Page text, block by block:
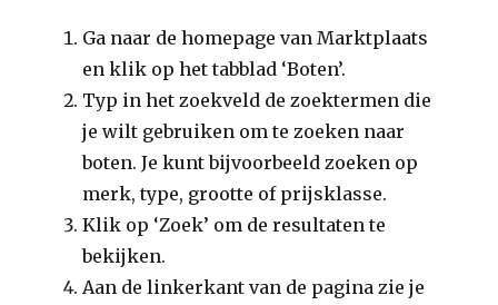
Ga naar de homepage van Marktplaats
en klik op het tabblad ‘Boten’.
Typ in het zoekveld de zoektermen die
je wilt gebruiken om te zoeken naar
boten. Je kunt bijvoorbeeld zoeken op
merk, type, grootte of prijsklasse.
Klik op ‘Zoek’ om de resultaten te
bekijken.
Aan de linkerkant van de pagina zie je